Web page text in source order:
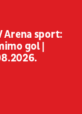
Arena sport:
gol |